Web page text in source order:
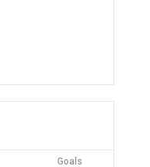
Goals